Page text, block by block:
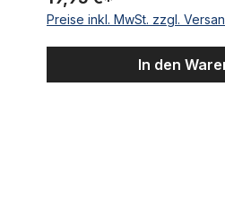
Preise inkl. MwSt. zzgl.
In den